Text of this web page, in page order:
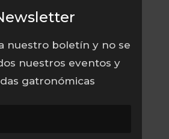
nuestro boletín y no se
nuestros eventos y
gatronómicas